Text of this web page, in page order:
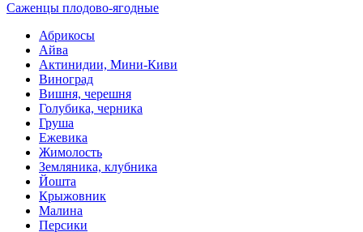
Саженцы плодово-ягодные
Абрикосы
Айва
Актинидии, Мини-Киви
Виноград
Вишня, черешня
Голубика, черника
Груша
Ежевика
Жимолость
Земляника, клубника
Йошта
Крыжовник
Малина
Персики